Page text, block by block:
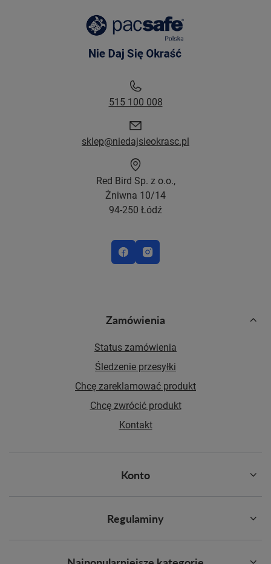
Zamówienia
Status zamówienia
Śledzenie przesyłki
Chcę zareklamować produkt
Chcę zwrócić produkt
Kontakt
Konto
Regulaminy
515 100 008
sklep@niedajsieokrasc.pl
Red Bird Sp. z o.o.,
Żniwna 10/14
94-250 Łódź